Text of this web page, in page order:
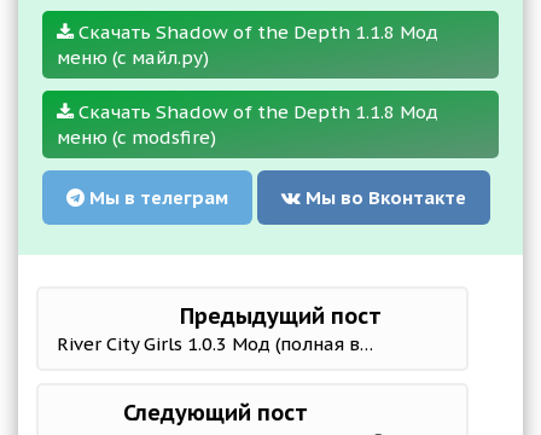
Скачать Shadow of the Depth 1.1.8 Мод
меню (с майл.ру)
Скачать Shadow of the Depth 1.1.8 Мод
меню (с modsfire)
Мы в телеграм Мы во Вконтакте
Предыдущий пост
River City Girls 1.0.3 Мод (полная версия)
Следующий пост